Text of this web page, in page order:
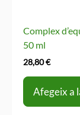
Complex
50 ml
28,80€
Afegeix a